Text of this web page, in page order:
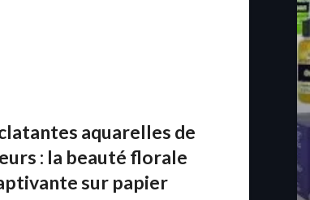
aquarelles de
: la beauté florale
sur papier